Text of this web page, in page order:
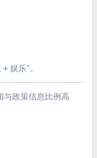
娱乐”。
与政策信息比例高